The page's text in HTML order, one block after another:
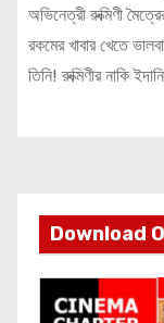
অভিনেত্রী রুক্মিণী
রকমের খাবার খেতে
তিনি! রুক্মিণীর নাকি
Download